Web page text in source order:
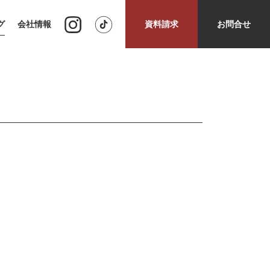
会社情報 資料請求 お問合せ